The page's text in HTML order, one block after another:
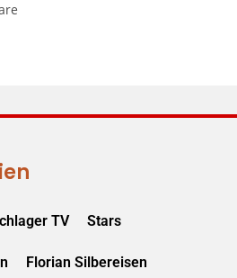
TV Stars
Florian Silbereisen